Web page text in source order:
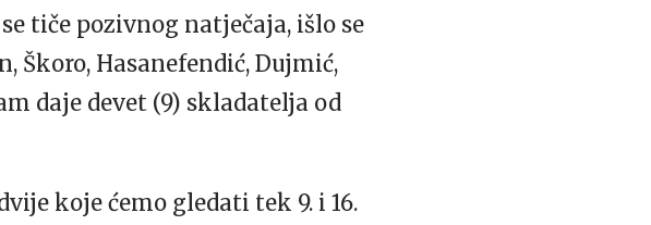
tiče pozivnog natječaja, išlo se
Škoro, Hasanefendić, Dujmić,
daje devet (9) skladatelja od
koje ćemo gledati tek 9. i 16.